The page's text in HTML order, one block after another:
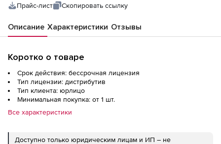
Прайс-лист
Скопировать ссылку
Описание Характеристики Отзывы
Коротко о товаре
Срок действия: бессрочная лицензия
Тип лицензии: дистрибутив
Тип клиента: юрлицо
Минимальная покупка: от 1 шт.
Все характеристики
Доступно только юридическим лицам и ИП – не